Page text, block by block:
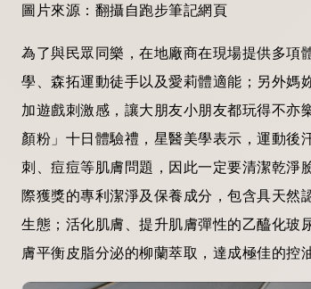
圖片來源： 翻攝自跑步筆記網頁
為了與民眾同樂，在地廠商在現場提供多項
學、森拓運動徒手以及愛莉體適能；另外媽
加遊戲刺激感，讓大朋友小朋友都玩得不亦
顏粉」十日體驗禮 ，星醫美學表示 ，運動後
刺、痘痘等肌膚問題，因此一定要清潔乾淨
際獲獎的專利潔淨及保養成分，包含具天然
生態；活化肌膚、提升肌膚彈性的乙醯化玻
膚平衡皮脂分泌的柳蘭萃取，達成極佳的控